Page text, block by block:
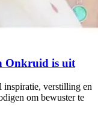
Onkruid is uit
inspiratie, verstilling en
om bewuster te